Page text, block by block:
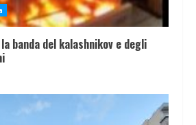
banda del kalashnikov e degli